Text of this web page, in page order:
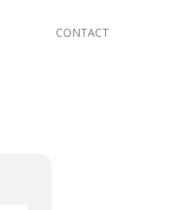
CONTACT